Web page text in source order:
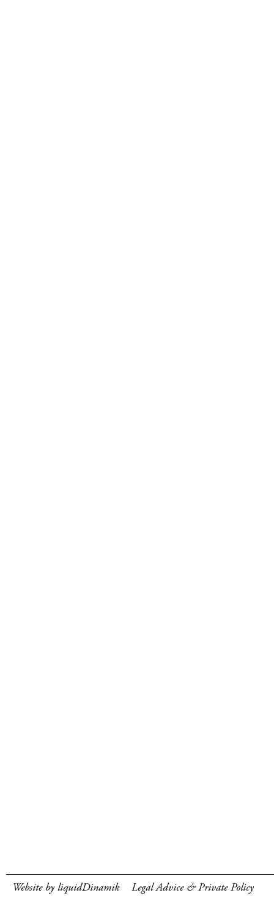
Website by liquidDinamik Legal Advice & Private Policy